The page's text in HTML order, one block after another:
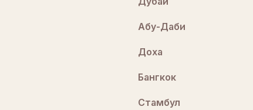
Абу-Даби
Доха
Бангкок
Стамбул